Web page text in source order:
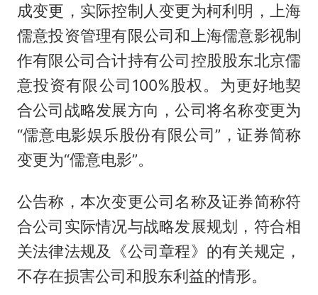
成变更，实际控制人变更为柯利明，上海
儒意投资管理有限公司和上海儒意影视制
作有限公司合计持有公司控股股东北京儒
意投资有限公司100%股权。为更好地契
合公司战略发展方向，公司将名称变更为
“儒意电影娱乐股份有限公司”，证券简称
变更为“儒意电影”。
公告称，本次变更公司名称及证券简称符
合公司实际情况与战略发展规划，符合相
关法律法规及《公司章程》的有关规定，
不存在损害公司和股东利益的情形。